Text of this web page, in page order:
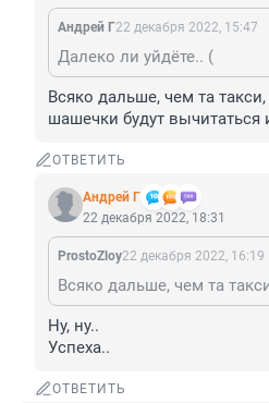
Андрей Г22 декабря 2022, 15:47
Далеко ли уйдёте.. (
Всяко дальше, чем та
шашечки будут вычитаться
ОТВЕТИТЬ
Андрей Г
22 декабря 2022, 18:31
ProstoZloy22 декабря 2022, 16:19
Ну, ну..
Успеха..
ОТВЕТИТЬ